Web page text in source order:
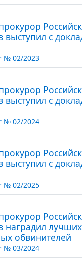
выступил с
№ 02/2023
выступил с
№ 02/2024
выступил с
№ 02/2025
наградил лучших
обвинителей
№ 03/2024